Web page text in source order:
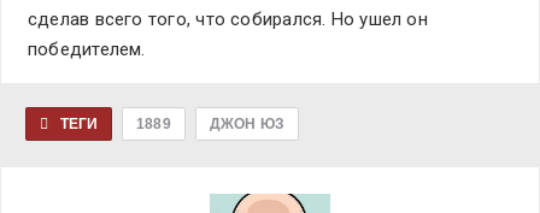
сделав всего того, что собирался. Но ушел он
победителем.
ТЕГИ 1889 ДЖОН ЮЗ